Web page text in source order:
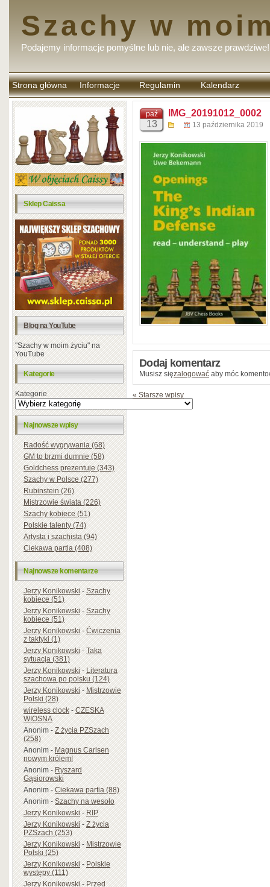
Szachy w
Podajemy informacje pomyślne lub nie, ale zawsze prawdziwe!
Strona główna Informacje Regulamin
komentarzy
Kalendarz
Sklep Caissa
Blog na YouTube
"Szachy w moim życiu" na
YouTube
Kategorie
Kategorie
Najnowsze wpisy
Radość wygrywania (68)
GM to brzmi dumnie (58)
Goldchess prezentuje (343)
Szachy w Polsce (277)
Rubinstein (26)
Mistrzowie świata (226)
Szachy kobiece (51)
Polskie talenty (74)
Artysta i szachista (94)
Ciekawa partia (408)
Najnowsze komentarze
Jerzy Konikowski-Szachy
kobiece (51)
Jerzy Konikowski-Szachy
kobiece (51)
Jerzy Konikowski-Ćwiczenia
z taktyki (1)
Jerzy Konikowski-Taka
sytuacja (381)
Jerzy Konikowski-Literatura
szachowa po polsku (124)
Jerzy Konikowski-Mistrzowie
Polski (28)
wireless clock-CZESKA
WIOSNA
Anonim-Z życia PZSzach
(258)
Anonim-Magnus Carlsen
nowym królem!
Anonim-Ryszard
Gąsiorowski
Anonim-Ciekawa partia (88)
Anonim-Szachy na wesoło
Jerzy Konikowski-RIP
Jerzy Konikowski-Z życia
PZSzach (253)
Jerzy Konikowski-Mistrzowie
Polski (25)
Jerzy Konikowski-Polskie
występy (111)
Jerzy Konikowski-Przed
paź
13
IMG_20191012_0002
13 października 2019
Dodaj komentarz
Musisz sięzalogować aby móc
« Starsze wpisy